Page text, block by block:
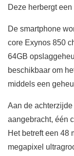
Deze herbergt
De smartphone
core Exynos 850
64GB
beschikbaar om
middels een
Aan de
aangebracht, één
Het betreft een 48
megapixel